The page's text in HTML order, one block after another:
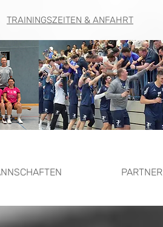
TRAININGSZEITEN & ANFAHRT
PARTNER